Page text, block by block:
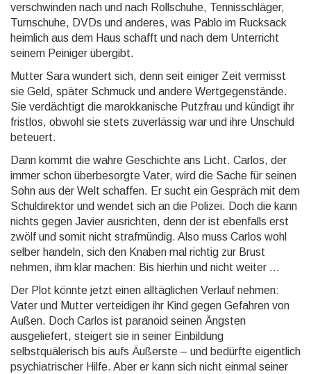
verschwinden nach und nach Rollschuhe, Tennisschläger,
Turnschuhe, DVDs und anderes, was Pablo im Rucksack
heimlich aus dem Haus schafft und nach dem Unterricht
seinem Peiniger übergibt.
Mutter Sara wundert sich, denn seit einiger Zeit vermisst
sie Geld, später Schmuck und andere Wertgegenstände.
Sie verdächtigt die marokkanische Putzfrau und kündigt ihr
fristlos, obwohl sie stets zuverlässig war und ihre Unschuld
beteuert.
Dann kommt die wahre Geschichte ans Licht. Carlos, der
immer schon überbesorgte Vater, wird die Sache für seinen
Sohn aus der Welt schaffen. Er sucht ein Gespräch mit dem
Schuldirektor und wendet sich an die Polizei. Doch die kann
nichts gegen Javier ausrichten, denn der ist ebenfalls erst
zwölf und somit nicht strafmündig. Also muss Carlos wohl
selber handeln, sich den Knaben mal richtig zur Brust
nehmen, ihm klar machen: Bis hierhin und nicht weiter ...
Der Plot könnte jetzt einen alltäglichen Verlauf nehmen:
Vater und Mutter verteidigen ihr Kind gegen Gefahren von
Außen. Doch Carlos ist paranoid seinen Ängsten
ausgeliefert, steigert sie in seiner Einbildung
selbstquälerisch bis aufs Äußerste – und bedürfte eigentlich
psychiatrischer Hilfe. Aber er kann sich nicht einmal seiner